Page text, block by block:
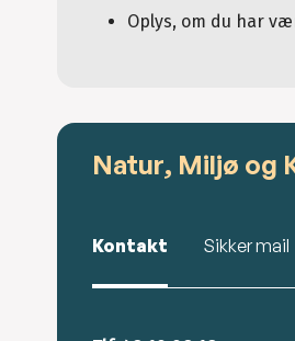
Oplys, om du har
Natur, Miljø og
Kontakt Sikker mail